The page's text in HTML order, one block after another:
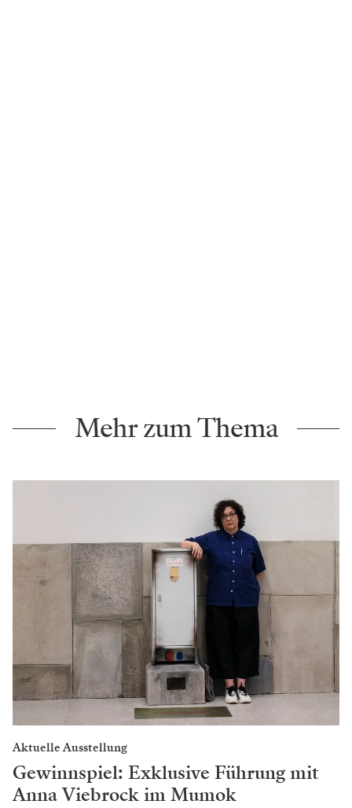
Mehr zum Thema
Aktuelle Ausstellung
Gewinnspiel: Exklusive Führung mit
Anna Viebrock im Mumok